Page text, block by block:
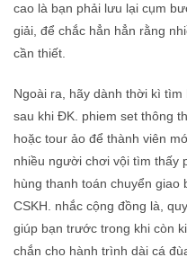
cao là bạn phải lưu lại cụm
giải, để chắc hẳn hẳn rằng
cần thiết.
Ngoài ra, hãy dành thời kì
sau khi ĐK. phiem set thông
hoặc tour ảo để thành viên
nhiều người chơi vội tìm thấy
hùng thanh toán chuyển giao
CSKH. nhắc cộng đồng là,
giúp bạn trước trong khi còn
chắn cho hành trình dài cá